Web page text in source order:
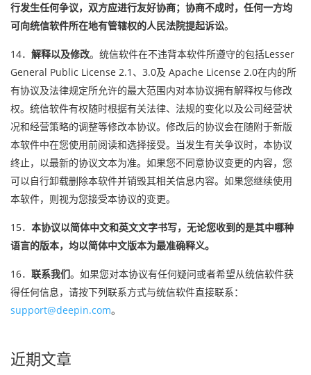
行发生任何争议，双方应进行友好协商；协商不成时，任何一方均
可向统信软件所在地有管辖权的人民法院提起诉讼。
14． 解释以及修改。统信软件在不违背本软件所遵守的包括Lesser
General Public License 2.1、3.0及 Apache License 2.0在内的所
有协议及法律规定所允许的最大范围内对本协议拥有解释权与修改
权。统信软件有权随时根据有关法律、法规的变化以及公司经营状
况和经营策略的调整等修改本协议。修改后的协议会在随附于新版
本软件中在您使用前阅读和选择接受。当发生有关争议时，本协议
终止，以最新的协议文本为准。如果您不同意协议变更的内容，您
可以自行卸载删除本软件并销毁其相关信息内容。如果您继续使用
本软件，则视为您接受本协议的变更。
15． 本协议以简体中文和英文文字书写，无论您收到的是其中哪种
语言的版本，均以简体中文版本为最准确释义。
16． 联系我们。如果您对本协议有任何疑问或者希望从统信软件获
得任何信息，请按下列联系方式与统信软件直接联系：
support@deepin.com。
近期文章